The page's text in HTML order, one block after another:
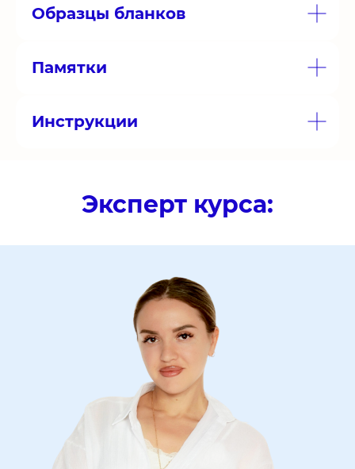
Образцы бланков
Памятки
Инструкции
Эксперт курса: